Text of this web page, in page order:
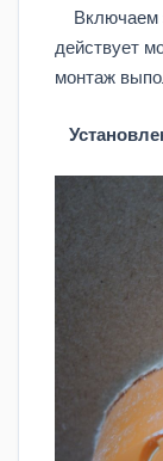
Включаем
действует
монтаж